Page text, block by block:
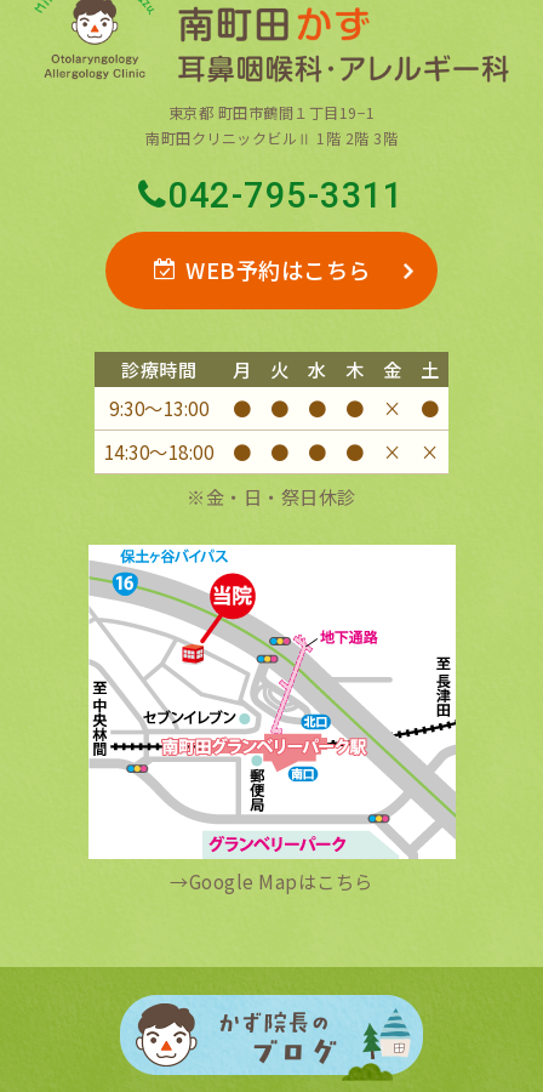
東京都 町田市鶴間１丁目19−1
南町田クリニックビルⅡ 1階 2階 3階
042-795-3311
WEB予約はこちら
診療時間 月 火 水 木 金
土
9:30〜13:00
● ● ● ● ×
●
14:30〜18:00
● ● ● ● ×
×
※金・日・祭日休診
→Google Mapはこちら